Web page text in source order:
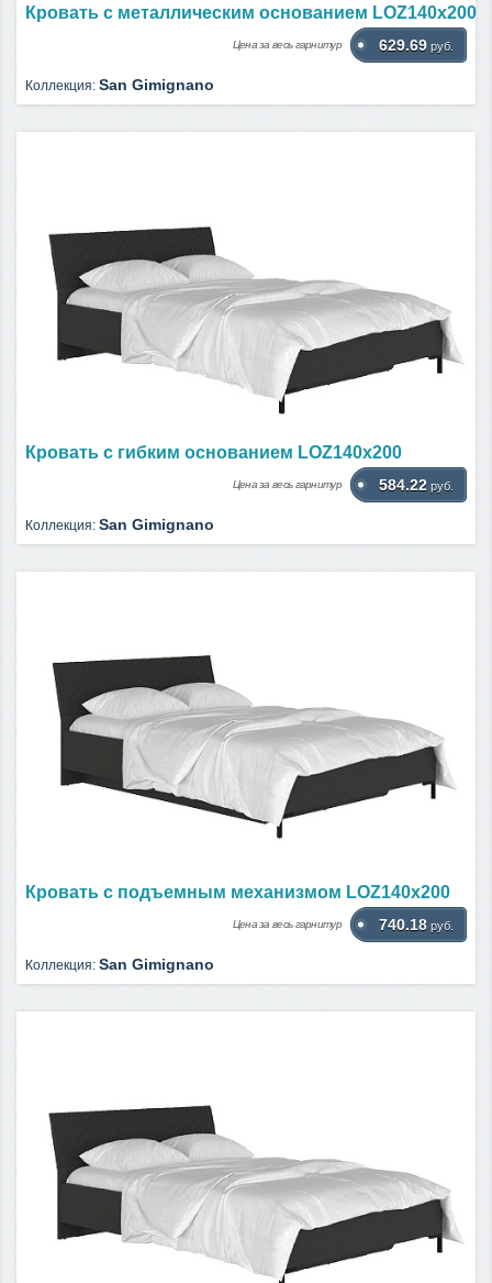
Кровать c металлическим основанием LOZ140х200
Цена за весь гарнитур 629.69 руб.
Коллекция: San Gimignano
Кровать c гибким основанием LOZ140х200
Цена за весь гарнитур 584.22 руб.
Коллекция: San Gimignano
Кровать с подъемным механизмом LOZ140х200
Цена за весь гарнитур 740.18 руб.
Коллекция: San Gimignano